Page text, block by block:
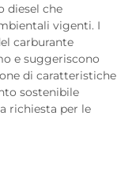
diesel che
vigenti. I
carburante
e suggeriscono
di caratteristiche
sostenibile
richiesta per le